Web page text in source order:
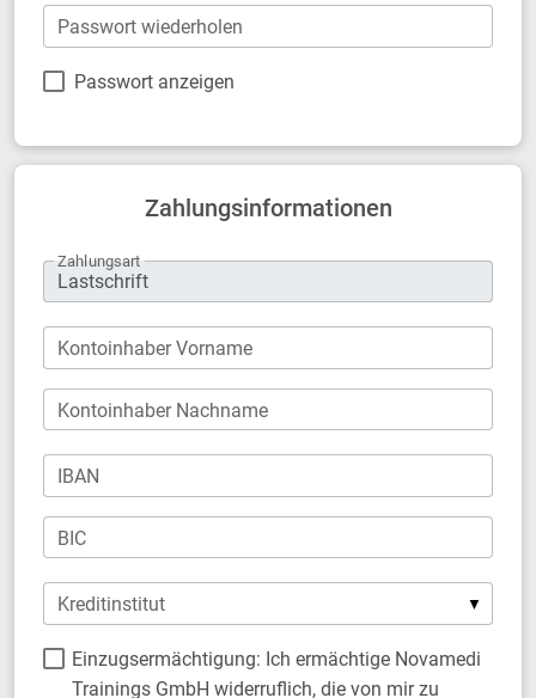
Passwort wiederholen
Passwort anzeigen
Zahlungsinformationen
Zahlungsart
Kontoinhaber Vorname
Kontoinhaber Nachname
IBAN
BIC
Kreditinstitut
Einzugsermächtigung: Ich ermächtige Novamedi
Trainings GmbH widerruflich, die von mir zu